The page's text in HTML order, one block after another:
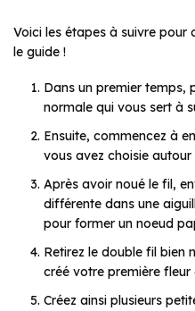
Voici les étapes à suivre pour
le guide !
Dans un premier temps,
normale qui vous sert à
Ensuite, commencez à
vous avez choisie autour
Après avoir noué le fil,
différente dans une
pour former un noeud
Retirez le double fil bien
créé votre première fleur
Créez ainsi plusieurs